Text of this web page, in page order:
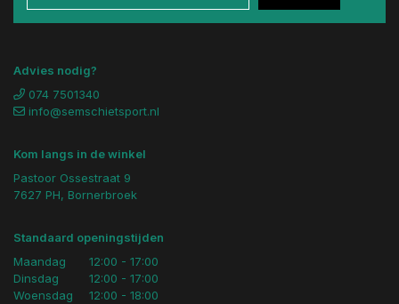
Advies nodig?
074 7501340
info@semschietsport.nl
Kom langs in de winkel
Pastoor Ossestraat 9
7627 PH, Bornerbroek
Standaard openingstijden
Maandag
Dinsdag
Woensdag
12:00 - 17:00
12:00 - 17:00
12:00 - 18:00